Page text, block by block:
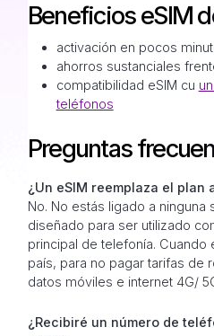
Beneficios eSIM
activación en pocos
ahorros sustanciales
compatibilidad eSIM cu
teléfonos
Preguntas
¿Un eSIM reemplaza el
No. No estás ligado a ninguna
diseñado para ser utilizado
principal de telefonía. Cuando
país, para no pagar tarifas de
datos móviles e internet 4G/
¿Recibiré un número de